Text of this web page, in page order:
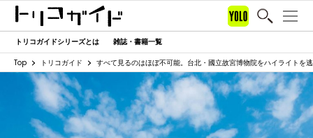
トリコガイドシリーズとは 雑誌・書籍一覧
Top トリコガイド すべて見るのはほぼ不可能。台北・國立故宮博物院をハイライトを